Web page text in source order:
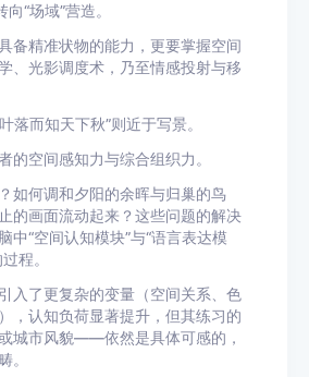
“场域”营造。
备精准状物的能力，更要掌握空间
、光影调度术，乃至情感投射与移
落而知天下秋”则近于写景。
的空间感知力与综合组织力。
如何调和夕阳的余晖与归巢的鸟
的画面流动起来？这些问题的解决
中“空间认知模块”与“语言表达模
程。
入了更复杂的变量（空间关系、色
，认知负荷显著提升，但其练习的
城市风貌——依然是具体可感的，
。